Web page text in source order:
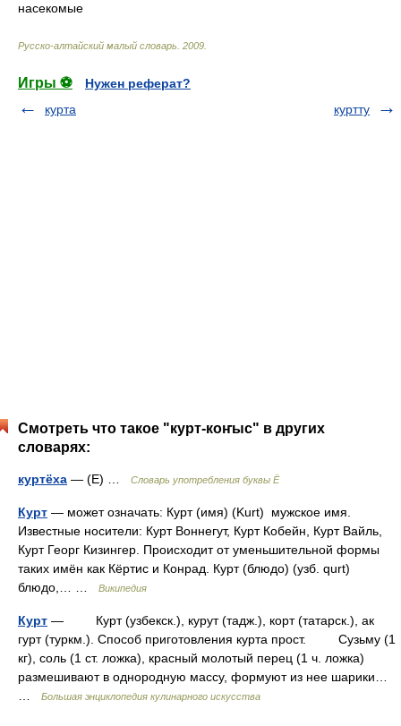
насекомые
Русско-алтайский малый словарь 2009
Игры ⚽
Нужен реферат?
курта
куртту
Смотреть что такое "курт-коҥыс" в других
словарях:
куртёха — (Е) … Словарь употребления буквы Ё
Курт — может означать: Курт (имя) (Kurt) мужское имя.
Известные носители: Курт Воннегут, Курт Кобейн, Курт Вайль,
Курт Георг Кизингер. Происходит от уменьшительной формы
таких имён как Кёртис и Конрад. Курт (блюдо) (узб. qurt)
блюдо,… …
Википедия
Курт — Курт (узбекск.), курут (тадж.), корт (татарск.), ак
гурт (туркм.). Способ приготовления курта прост. Сузьму (1
кг), соль (1 ст. ложка), красный молотый перец (1 ч. ложка)
размешивают в однородную массу, формуют из нее шарики…
Большая энциклопедия кулинарного искусства